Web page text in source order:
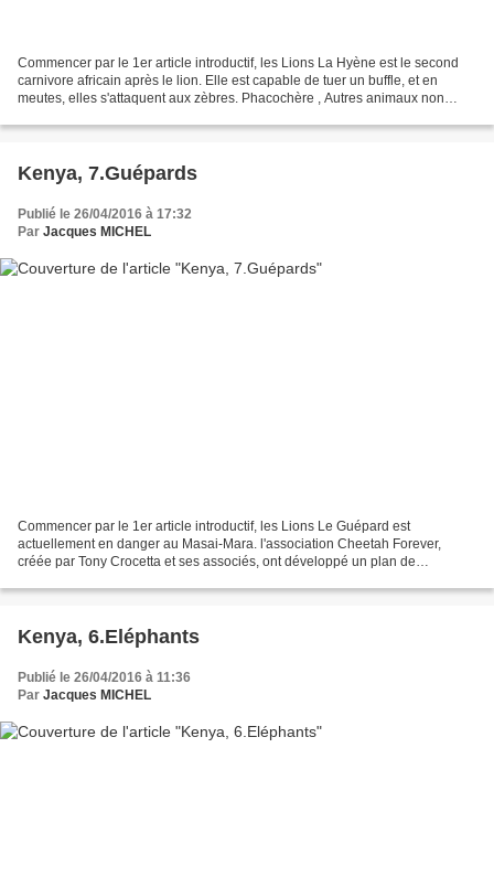
Commencer par le 1er article introductif, les Lions La Hyène est le second
carnivore africain après le lion. Elle est capable de tuer un buffle, et en
meutes, elles s'attaquent aux zèbres. Phacochère , Autres animaux non
Kenya, 7.Guépards
Publié le 26/04/2016 à 17:32
Par Jacques MICHEL
Commencer par le 1er article introductif, les Lions Le Guépard est
actuellement en danger au Masai-Mara. l'association Cheetah Forever,
créée par Tony Crocetta et ses associés, ont développé un plan de
Kenya, 6.Eléphants
Publié le 26/04/2016 à 11:36
Par Jacques MICHEL